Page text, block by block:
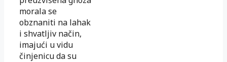
morala se
obznaniti na lahak
i shvatljiv način,
imajući u vidu
činjenicu da su